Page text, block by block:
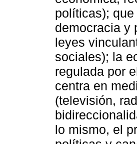
políticas);
democracia y
leyes
sociales); la
regulada por
centra en
(televisión,
lo mismo, el